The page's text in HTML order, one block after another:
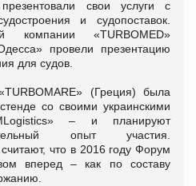
свои услуги с
и судопоставок.
компании «TURBOMED»
провели презентацию
для судов.
(Греция) была
со своими украинскими
– и планируют
опыт участия.
что в 2016 году Форум
вперед – как по составу